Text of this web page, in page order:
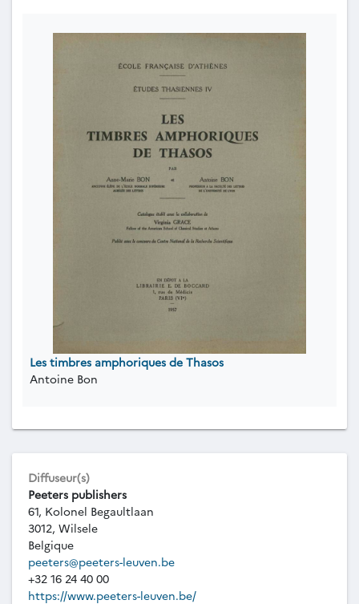
Les timbres amphoriques de Thasos
Antoine Bon
Diffuseur(s)
Peeters publishers
61, Kolonel Begaultlaan
3012, Wilsele
Belgique
peeters@peeters-leuven.be
+32 16 24 40 00
https://www.peeters-leuven.be/